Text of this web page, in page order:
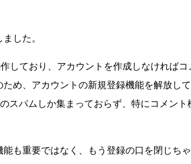
した。
しており、アカウントを作成しなければ
め、アカウントの新規登録機能を解放し
スパムしか集まっておらず、特にコメント
も重要ではなく、もう登録の口を閉じち